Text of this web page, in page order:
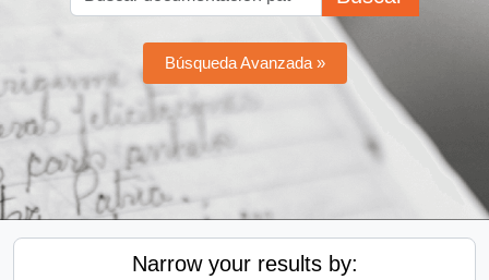
Búsqueda Avanzada »
Narrow your results by: